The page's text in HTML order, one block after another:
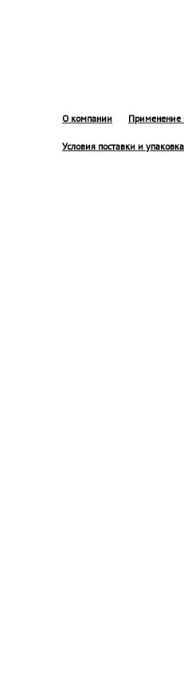
О компании Применение
Условия поставки и упаковка